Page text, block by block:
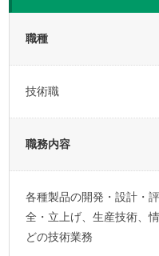
職種
技術職
職務内容
各種製品の開発・設計・
全・立上げ、生産技術、
どの技術業務